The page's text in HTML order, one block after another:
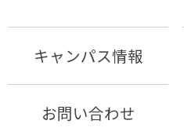
キャンパス情報
お問い合わせ